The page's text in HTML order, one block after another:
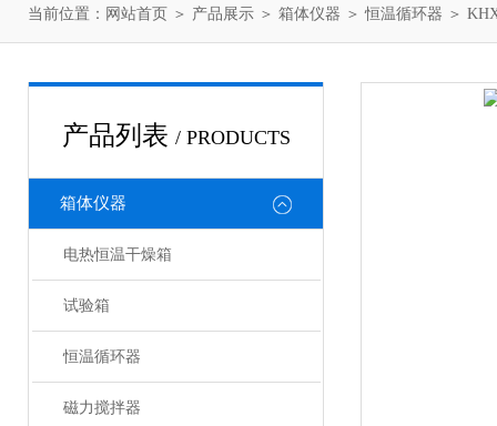
当前位置： 网站首页 ＞ 产品展示 ＞ 箱体仪器 ＞恒温循环器 ＞
产品列表 / PRODUCTS
箱体仪器
电热恒温干燥箱
试验箱
恒温循环器
磁力搅拌器